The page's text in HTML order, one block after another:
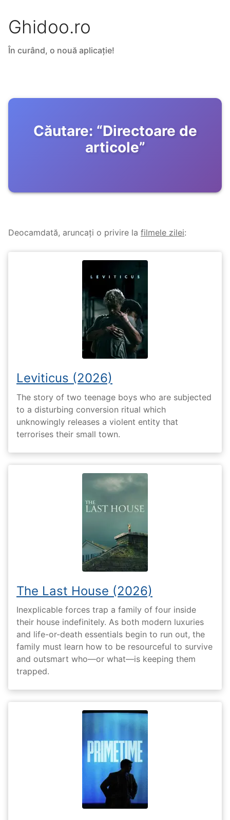
Ghidoo.ro
În curând, o nouă aplicație!
Căutare: “Directoare de
articole”
Deocamdată, aruncați o privire la filmele zilei:
Leviticus (2026)
The story of two teenage boys who are subjected
to a disturbing conversion ritual which
unknowingly releases a violent entity that
terrorises their small town.
The Last House (2026)
Inexplicable forces trap a family of four inside
their house indefinitely. As both modern luxuries
and life-or-death essentials begin to run out, the
family must learn how to be resourceful to survive
and outsmart who—or what—is keeping them
trapped.